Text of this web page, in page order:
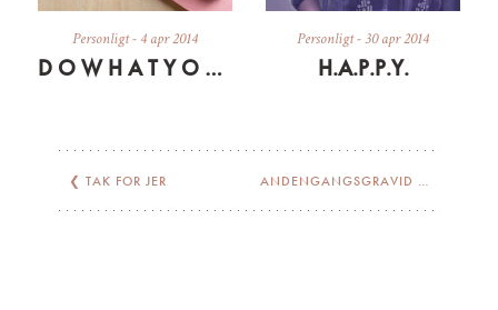
Personligt-4 apr 2014
D O W H A T Y O U L O V E
Personligt-30 apr 2014
H.A.P.P.Y.
❮ TAK FOR JER ANDENGANGSGRAVID UGE 5-12: EUFORI, DÅRLIG SAMVITTIGHED, KAKAO OG KVALME